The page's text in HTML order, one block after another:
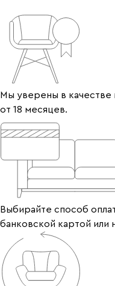
Мы уверены в качестве
от 18 месяцев.
Выбирайте способ
банковской картой или